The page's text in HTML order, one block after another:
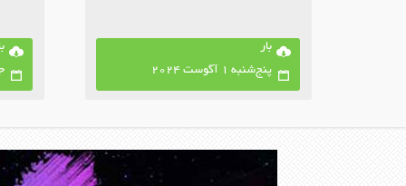
بار
پنج‌شنبه 1 آگوست 2024